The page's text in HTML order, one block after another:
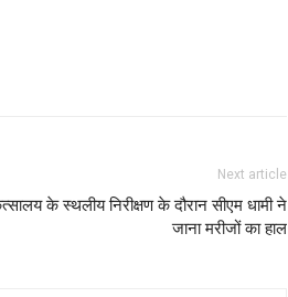
Next article
के स्थलीय निरीक्षण के दौरान सीएम धामी ने
जाना मरीजों का हाल